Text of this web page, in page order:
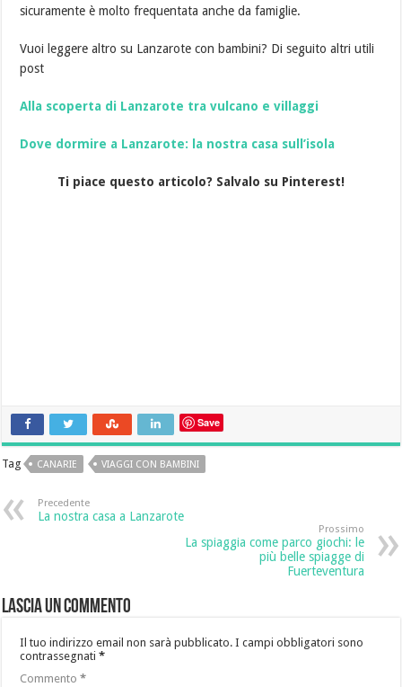
sicuramente è molto frequentata anche da famiglie.
Vuoi leggere altro su Lanzarote con bambini? Di seguito altri utili
post
Alla scoperta di Lanzarote tra vulcano e villaggi
Dove dormire a Lanzarote: la nostra casa sull’isola
Ti piace questo articolo? Salvalo su Pinterest!
Save
Tag CANARIE VIAGGI CON BAMBINI
Precedente
La nostra casa a Lanzarote
Prossimo
La spiaggia come parco giochi: le
più belle spiagge di
Fuerteventura
Lascia un commento
Il tuo indirizzo email non sarà pubblicato. I campi obbligatori sono
contrassegnati*
Commento*